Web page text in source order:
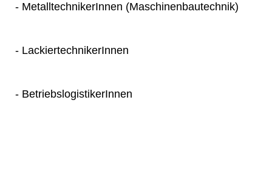
- MetalltechnikerInnen (Maschinenbautechnik)
- LackiertechnikerInnen
- BetriebslogistikerInnen